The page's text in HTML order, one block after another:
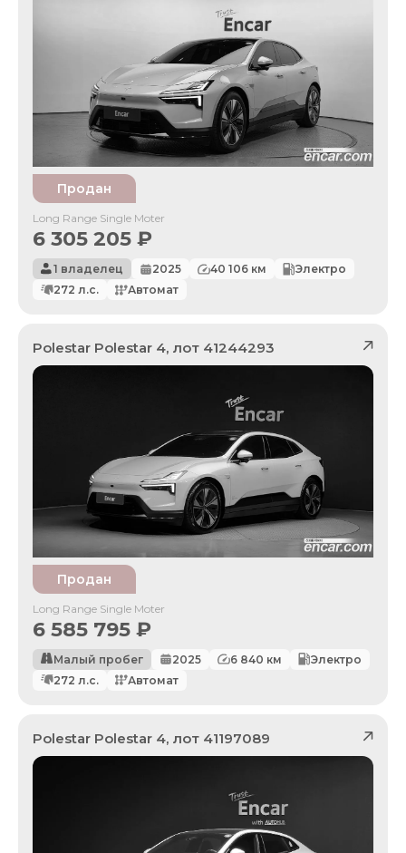
Продан
Long Range Single Moter
6 305 205 ₽
1 владелец 2025 40 106 км
Электро
272 л.с. Автомат
Polestar Polestar 4, лот 41244293
Продан
Long Range Single Moter
6 585 795 ₽
Малый пробег 2025 6 840 км
Электро
272 л.с. Автомат
Polestar Polestar 4, лот 41197089